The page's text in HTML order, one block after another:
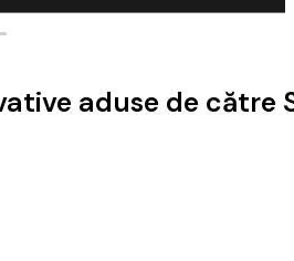
aduse de către